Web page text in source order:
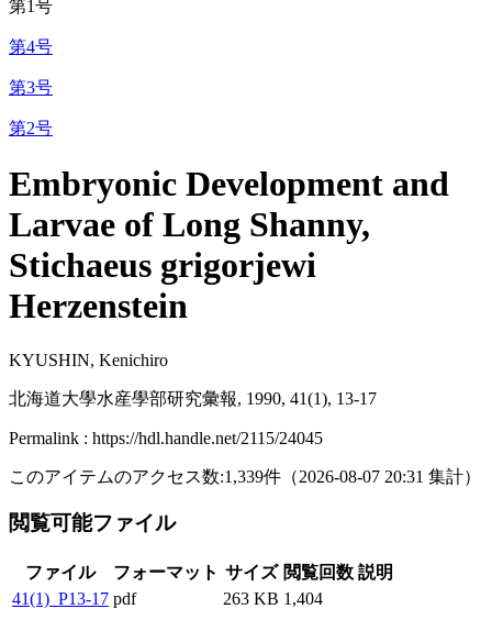
第1号
第4号
第3号
第2号
Embryonic Development and
Larvae of Long Shanny,
Stichaeus grigorjewi
Herzenstein
KYUSHIN, Kenichiro
北海道大學水産學部研究彙報, 1990, 41(1), 13-17
Permalink : https://hdl.handle.net/2115/24045
このアイテムのアクセス数:1,339件 （2026-08-07 20:31 集計）
閲覧可能ファイル
ファイル フォーマット サイズ 閲覧回数 説明
41(1)_P13-17 pdf 263 KB 1,404